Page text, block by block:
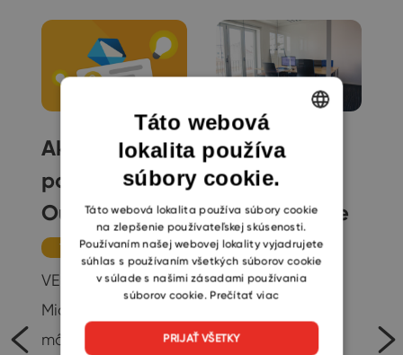
Ako nastaviť
podpis v
Outlooku
Tipy
VEDELI STE,... že si v
Microsoft Outlooku
môžete nastaviť
Ako dať
všetkým
vedieť, že ste
mimo
kancelárie
Chystáte sa na
ENGLISH
SLOVAK
Táto webová
lokalita používa
súbory cookie.
Táto webová lokalita používa súbory cookie
na zlepšenie používateľskej skúsenosti.
Používaním našej webovej lokality vyjadrujete
súhlas s používaním všetkých súborov cookie
v súlade s našimi zásadami používania
súborov cookie. Prečítať viac
PRIJAŤ VŠETKY